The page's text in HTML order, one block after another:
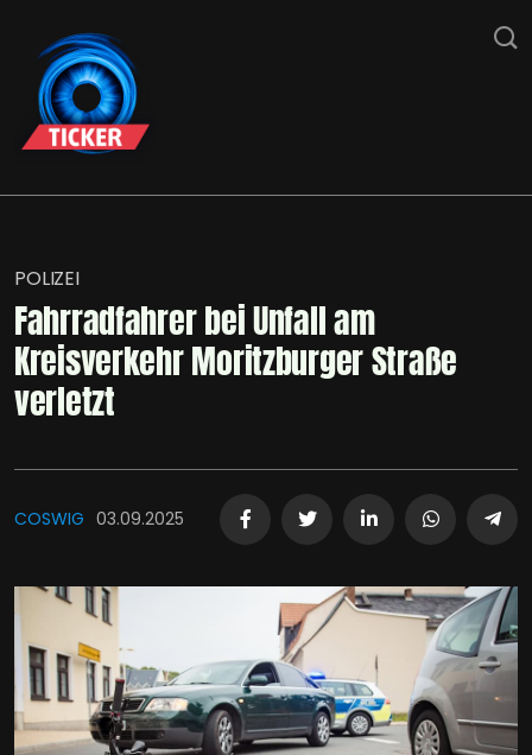
POLIZEI
Fahrradfahrer bei Unfall am
Kreisverkehr Moritzburger Straße
verletzt
COSWIG 03.09.2025